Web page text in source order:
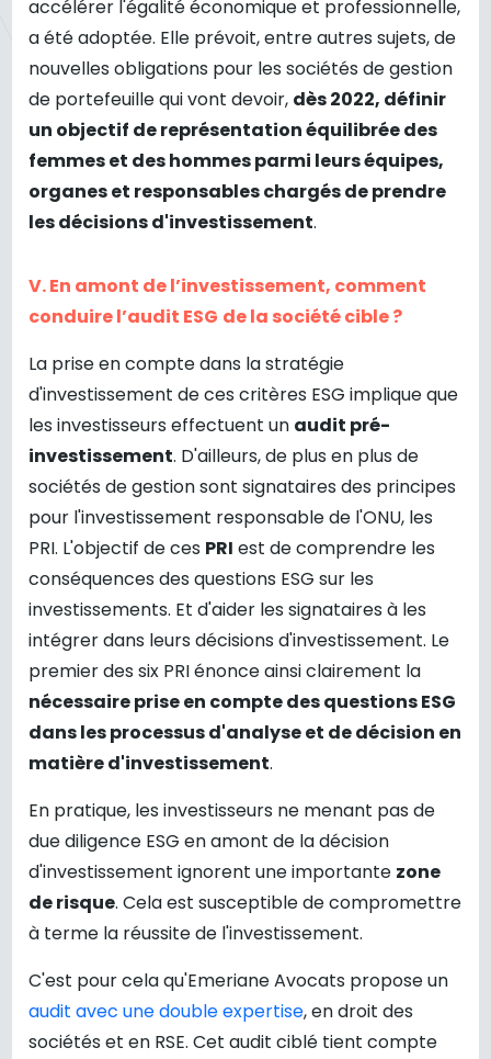
accélérer l'égalité économique et professionnelle,
a été adoptée. Elle prévoit, entre autres sujets, de
nouvelles obligations pour les sociétés de gestion
de portefeuille qui vont devoir, dès 2022, définir
un objectif de représentation équilibrée des
femmes et des hommes parmi leurs équipes,
organes et responsables chargés de prendre
les décisions d'investissement.
V. En amont de l’investissement, comment
conduire l’audit ESG de la société cible ?
La prise en compte dans la stratégie
d'investissement de ces critères ESG implique que
les investisseurs effectuent un audit pré-
investissement. D'ailleurs, de plus en plus de
sociétés de gestion sont signataires des principes
pour l'investissement responsable de l'ONU, les
PRI. L'objectif de ces PRI est de comprendre les
conséquences des questions ESG sur les
investissements. Et d'aider les signataires à les
intégrer dans leurs décisions d'investissement. Le
premier des six PRI énonce ainsi clairement la
nécessaire prise en compte des questions ESG
dans les processus d'analyse et de décision en
matière d'investissement.
En pratique, les investisseurs ne menant pas de
due diligence ESG en amont de la décision
d'investissement ignorent une importante zone
de risque. Cela est susceptible de compromettre
à terme la réussite de l'investissement.
C'est pour cela qu'Emeriane Avocats propose un
audit avec une double expertise, en droit des
sociétés et en RSE. Cet audit ciblé tient compte